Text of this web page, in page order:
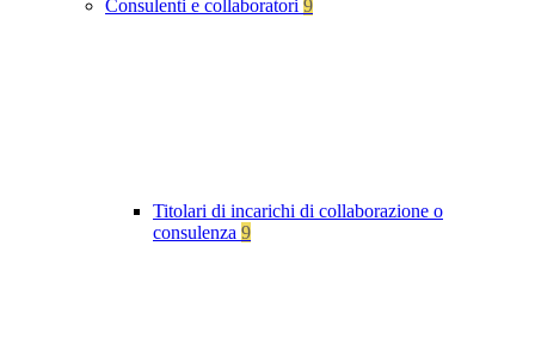
Consulenti e collaboratori 9
Titolari di incarichi di collaborazione o
consulenza 9